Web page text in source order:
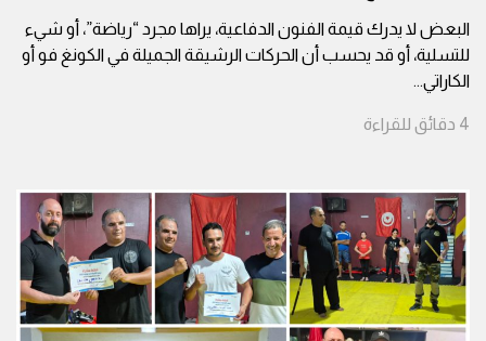
البعض لا يدرك قيمة الفنون الدفاعية، يراها مجرد “رياضة”، أو شيء
للتسلية، أو قد يحسب أن الحركات الرشيقة الجميلة في الكونغ فو أو
الكاراتي...
4 دقائق للقراءة